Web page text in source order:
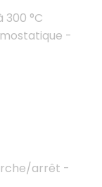
300 °C
-
arrêt -